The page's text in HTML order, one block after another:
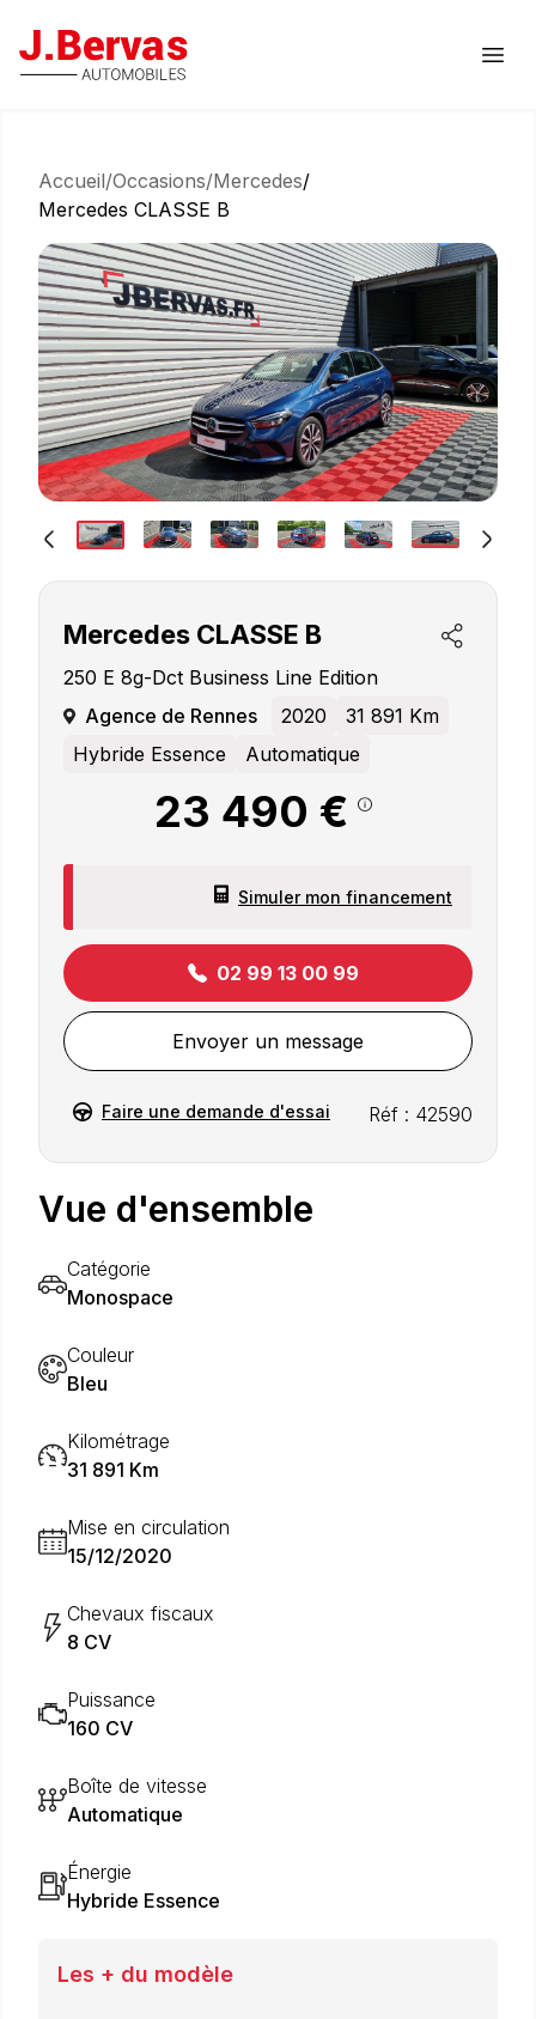
J.Bervas
Accueil/Occasions/Mercedes/
Mercedes CLASSE B
Mercedes CLASSE B
250 E 8g-Dct Business Line Edition
Agence de Rennes
2020
31 891 Km
Hybride Essence
Automatique
23 490 €
Simuler mon financement
02 99 13 00 99
Envoyer un message
Faire une demande d'essai Réf : 42590
Vue d'ensemble
Catégorie
Monospace
Couleur
Bleu
Kilométrage
31 891 Km
Mise en circulation
15/12/2020
Chevaux fiscaux
8 CV
Puissance
160 CV
Boîte de vitesse
Automatique
Énergie
Hybride Essence
Les + du modèle